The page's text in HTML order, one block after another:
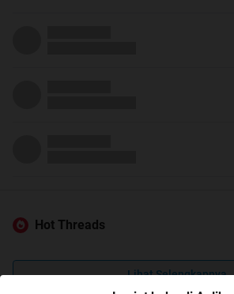
Hot Threads
Lihat Selengkapnya